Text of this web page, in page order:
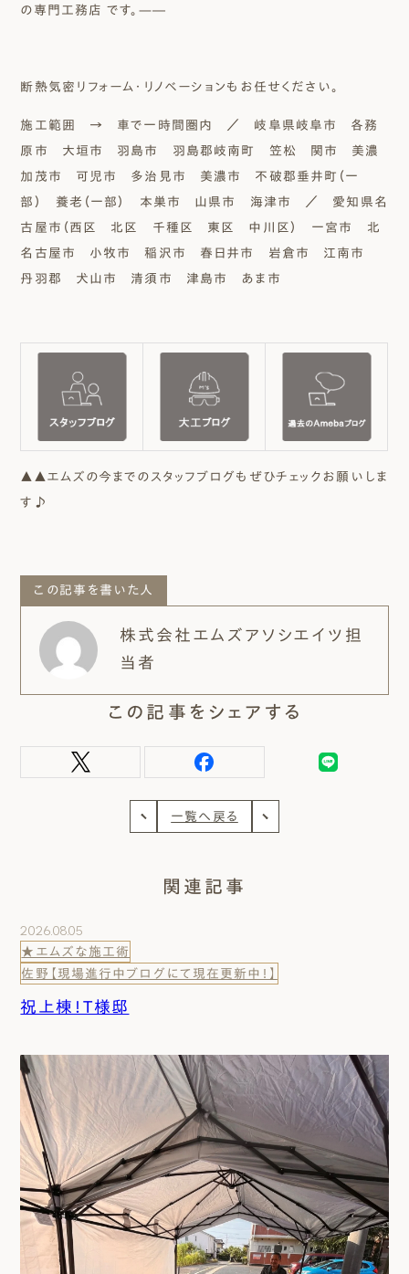
の専門工務店 です。—―
断熱気密リフォーム・リノベーションもお任せください。
施工範囲 → 車で一時間圏内 ／ 岐阜県岐阜市 各務
原市 大垣市 羽島市 羽島郡岐南町 笠松 関市 美濃
加茂市 可児市 多治見市 美濃市 不破郡垂井町（一
部） 養老（一部） 本巣市 山県市 海津市 ／ 愛知県名
古屋市（西区 北区 千種区 東区 中川区） 一宮市 北
名古屋市 小牧市 稲沢市 春日井市 岩倉市 江南市
丹羽郡 犬山市 清須市 津島市 あま市
▲▲エムズの今までのスタッフブログもぜひチェックお願いしま
す♪
この記事を書いた人
株式会社エムズアソシエイツ担
当者
この記事をシェアする
一覧へ戻る
関連記事
2026.08.05
★エムズな施工術
佐野【現場進行中ブログにて現在更新中！】
祝上棟！T様邸